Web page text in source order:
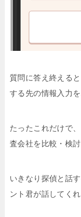
質問に答え終える
する先の情報入力を
たったこれだけで
査会社を比較・検
いきなり探偵と話
ント君が話してく